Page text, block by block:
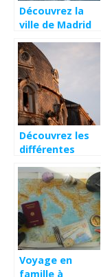
Découvrez la
ville de Madrid
vacances en
famille
Découvrez les
différentes
département de
l’Hérault!
Voyage en
famille à